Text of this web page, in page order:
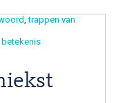
trappen van